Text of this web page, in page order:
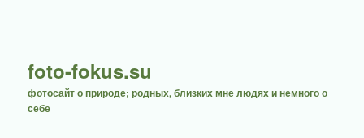
foto-fokus.su
фотосайт о природе; родных, близких мне людях и немного о
себе